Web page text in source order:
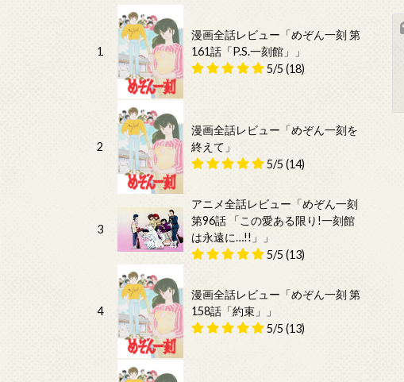
1
漫画全話レビュー「めぞん一刻 第
161話「P.S.一刻館」」
5/5 (18)
2
漫画全話レビュー「めぞん一刻を
終えて」
5/5 (14)
3
アニメ全話レビュー「めぞん一刻
第96話 「この愛ある限り!一刻館
は永遠に…!!」」
5/5 (13)
4
漫画全話レビュー「めぞん一刻 第
158話「約束」」
5/5 (13)